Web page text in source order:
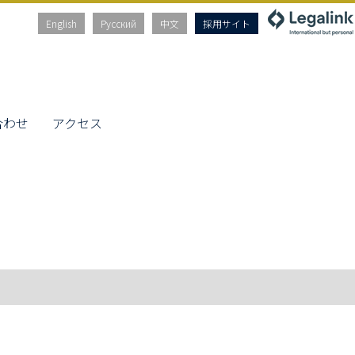
English Русский 中文 採用サイト
せ アクセス